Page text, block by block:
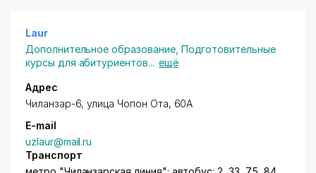
Laur
Дополнительное образование, Подготовительные
курсы для абитуриентов... ещё
Адрес
Чиланзар-6, улица Чопон Ота, 60А
E-mail
uzlaur@mail.ru
Транспорт